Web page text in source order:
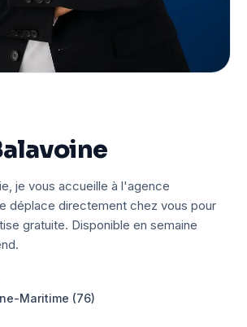
je vous accueille à l'agence
déplace directement chez vous pour
gratuite. Disponible en semaine
Maritime (76)